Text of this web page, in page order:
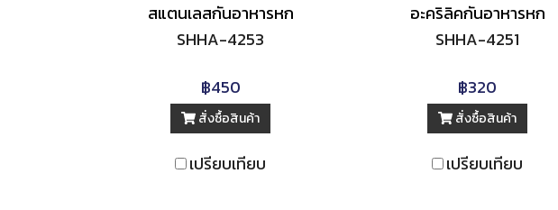
สแตนเลสกันอาหารหก
SHHA-4253
฿450
สั่งซื้อสินค้า
เปรียบเทียบ
อะคริลิคกันอาหารหก
SHHA-4251
฿320
สั่งซื้อสินค้า
เปรียบเทียบ